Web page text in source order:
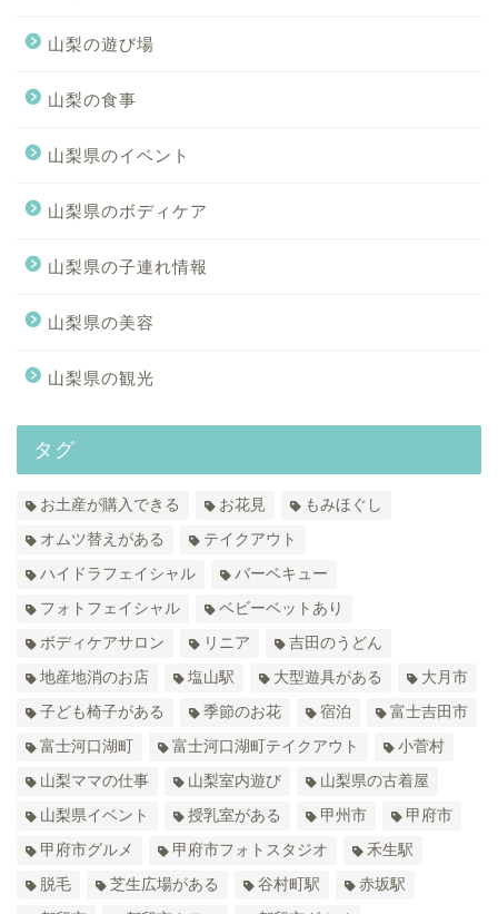
山梨の遊び場
山梨の食事
山梨県のイベント
山梨県のボディケア
山梨県の子連れ情報
山梨県の美容
山梨県の観光
タグ
お土産が購入できる お花見 もみほぐし
オムツ替えがある テイクアウト
ハイドラフェイシャル バーベキュー
フォトフェイシャル ベビーベットあり
ボディケアサロン リニア 吉田のうどん
地産地消のお店 塩山駅 大型遊具がある 大月市
子ども椅子がある 季節のお花 宿泊 富士吉田市
富士河口湖町 富士河口湖町テイクアウト 小菅村
山梨ママの仕事 山梨室内遊び 山梨県の古着屋
山梨県イベント 授乳室がある 甲州市 甲府市
甲府市グルメ 甲府市フォトスタジオ 禾生駅
脱毛 芝生広場がある 谷村町駅 赤坂駅